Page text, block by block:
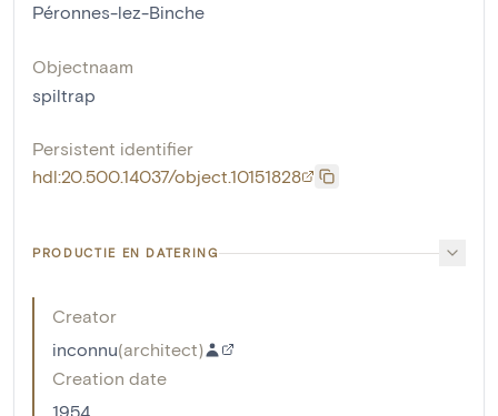
Péronnes-lez-Binche
Objectnaam
spiltrap
Persistent identifier
hdl:20.500.14037/object.10151828
PRODUCTIE EN DATERING
Creator
inconnu(architect)
Creation date
1954